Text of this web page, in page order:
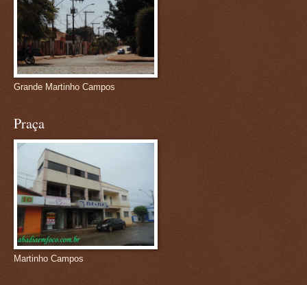
Grande Martinho Campos
Praça
Martinho Campos